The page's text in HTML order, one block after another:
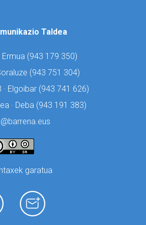
Taldea
Ermua (943 179 350)
(943 751 304)
Elgoibar (943 741 626)
· Deba (943 191 383)
garatua